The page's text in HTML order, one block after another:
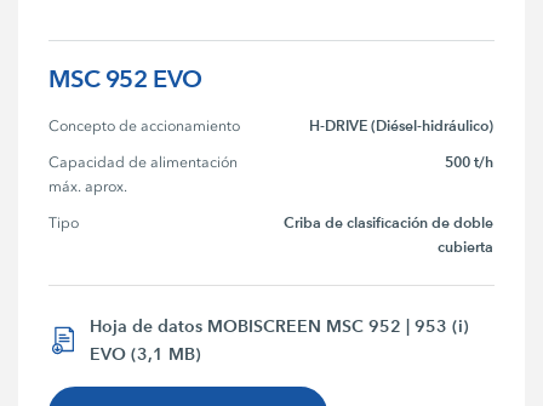
MSC 952 EVO
Concepto de accionamiento H-DRIVE (Diésel-hidráulico)
Capacidad de alimentación
máx. aprox.
500 t/h
Tipo
Criba de clasificación de doble
cubierta
Hoja de datos MOBISCREEN MSC 952 | 953 (i)
EVO (3,1 MB)